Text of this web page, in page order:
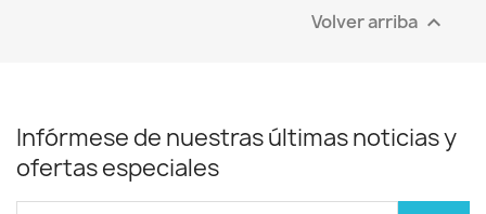
Volver arriba 
Infórmese de nuestras últimas noticias y
ofertas especiales